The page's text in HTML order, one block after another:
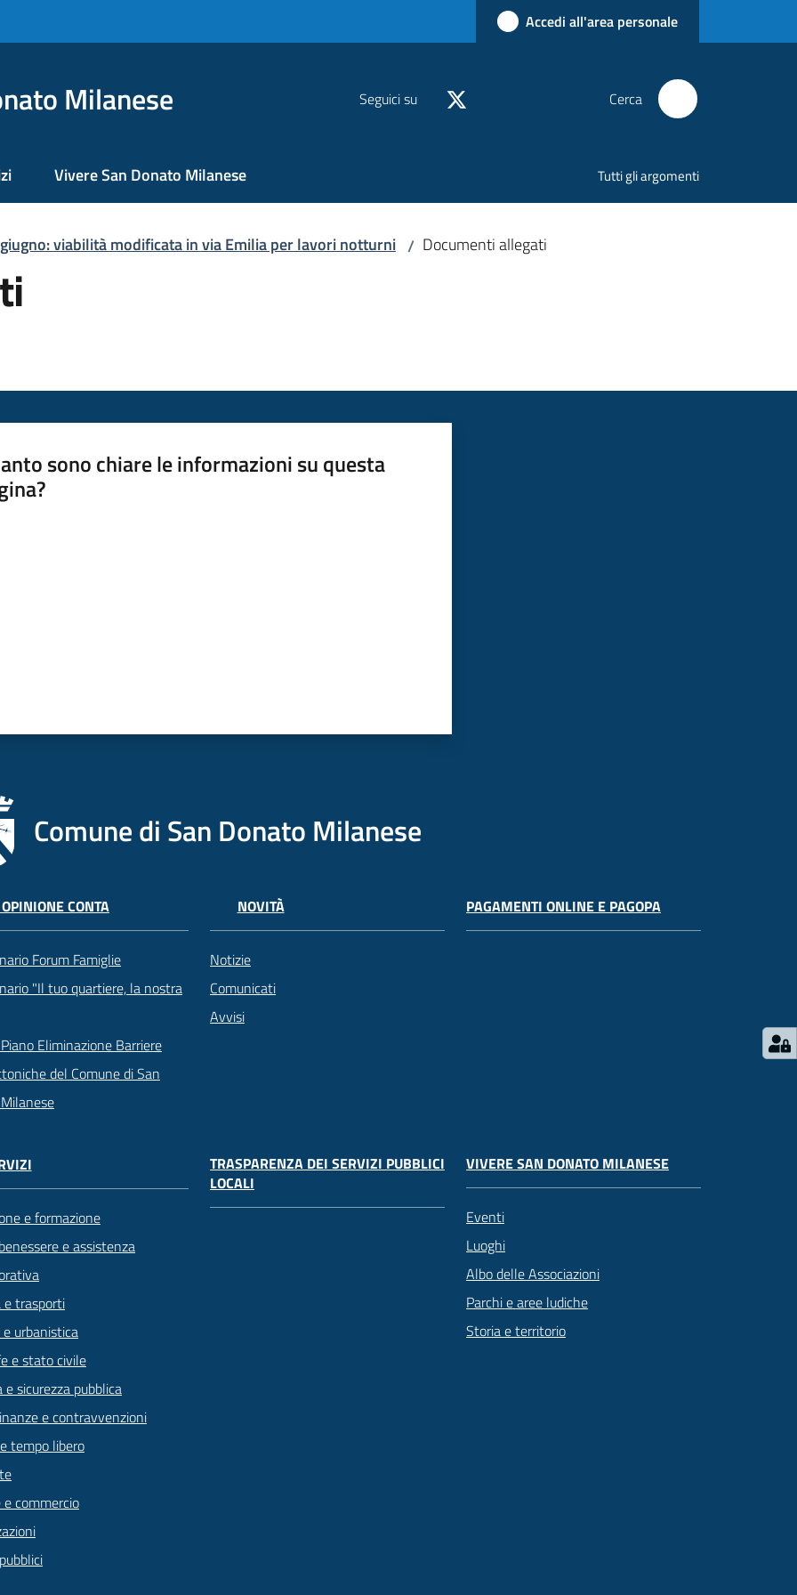
Accedi all'area personale
Milanese Seguici su Cerca
Vivere San Donato Milanese Tutti gli argomenti
viabilità modificata in via Emilia per lavori notturni / Documenti allegati
sono chiare le informazioni su questa
Comune di San Donato Milanese
CONTA
Forum Famiglie
"Il tuo quartiere, la nostra
Eliminazione Barriere
del Comune di San
NOVITÀ
Notizie
Comunicati
Avvisi
PAGAMENTI ONLINE E PAGOPA
e formazione
e assistenza
e trasporti
urbanistica
e stato civile
e sicurezza pubblica
e contravvenzioni
tempo libero
e commercio
TRASPARENZA DEI SERVIZI PUBBLICI
LOCALI
VIVERE SAN DONATO MILANESE
Eventi
Luoghi
Albo delle Associazioni
Parchi e aree ludiche
Storia e territorio